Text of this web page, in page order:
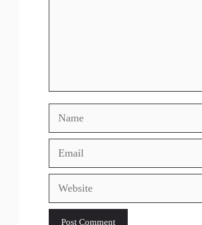
Name
Email
Website